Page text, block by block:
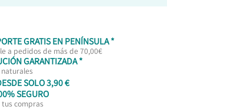
GRATIS EN PENÍNSULA *
a pedidos de más de 70,00€
GARANTIZADA *
SOLO 3,90 €
SEGURO
compras